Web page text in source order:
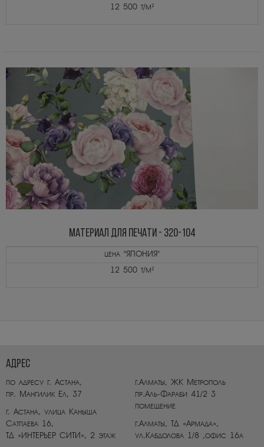
12 500 т/м²
МАТЕРИАЛ ДЛЯ ПЕЧАТИ - 320-104
цена "ЯПОНИЯ"
12 500 т/м²
AДРЕС
по адресу г. Астана,
пр. Мангилик Ел, 37
г. Астана, улица Каныша
Сатпаева 16,
ТД «ИНТЕРЬЕР СИТИ», 2 этаж
г.Алматы, ЖК Метрополь
пр.Аль-Фараби 41/2 3
помещение
г.Алматы, ТД «Армада»,
ул.Кабдолова 1/8 ,офис 16а